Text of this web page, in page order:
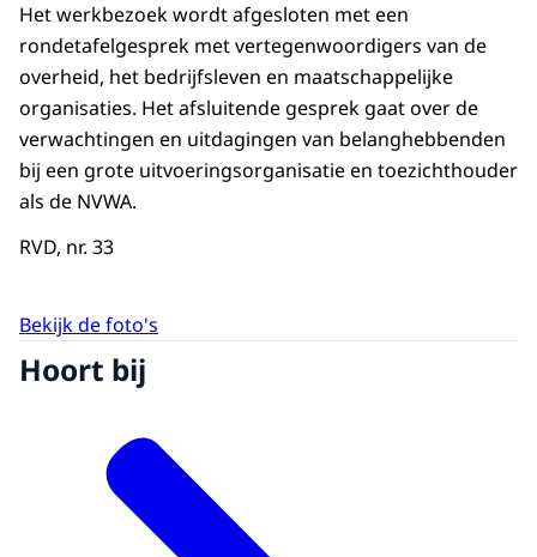
Het werkbezoek wordt afgesloten met een
rondetafelgesprek met vertegenwoordigers van de
overheid, het bedrijfsleven en maatschappelijke
organisaties. Het afsluitende gesprek gaat over de
verwachtingen en uitdagingen van belanghebbenden
bij een grote uitvoeringsorganisatie en toezichthouder
als de NVWA.
RVD, nr. 33
Bekijk de foto's
Hoort bij